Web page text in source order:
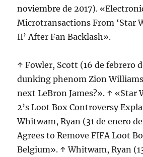
noviembre de 2017).
Microtransactions From ‘Star
II’ After Fan Backlash».
↑ Fowler, Scott (16 de febrero
dunking phenom Zion
next LeBron James?». ↑ «Star
2’s Loot Box Controversy
Whitwam, Ryan (31 de enero
Agrees to Remove FIFA Loot
Belgium». ↑ Whitwam, Ryan